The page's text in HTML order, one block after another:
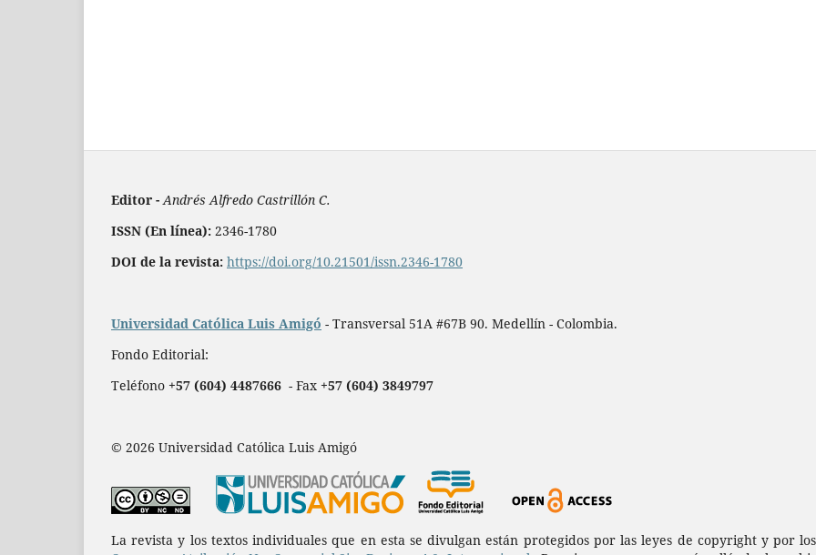
Editor - Andrés Alfredo Castrillón C.
ISSN (En línea): 2346-1780
DOI de la revista: https://doi.org/10.21501/issn.2346-1780
Universidad Católica Luis Amigó - Transversal 51A #67B 90. Medellín - Colombia.
Fondo Editorial:
Teléfono +57 (604) 4487666 - Fax +57 (604) 3849797
© 2026 Universidad Católica Luis Amigó
La revista y los textos individuales que en esta se divulgan están protegidos por las leyes de copyright y por